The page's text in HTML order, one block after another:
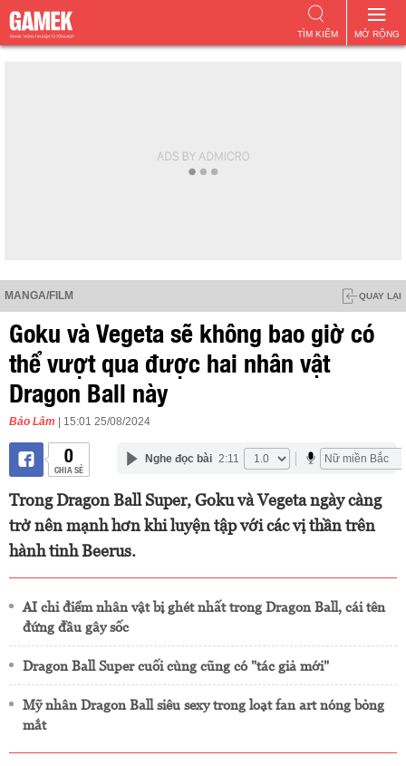
MỞ RỘNG
TÌM KIẾM
MANGA/FILM QUAY LẠI
Goku và Vegeta sẽ không bao giờ có
thể vượt qua được hai nhân vật
Dragon Ball này
Bảo Lâm | 15:01 25/08/2024
0
CHIA SẺ
Nghe đọc bài 2:11
Trong Dragon Ball Super, Goku và Vegeta ngày càng
trở nên mạnh hơn khi luyện tập với các vị thần trên
hành tinh Beerus.
AI chỉ điểm nhân vật bị ghét nhất trong Dragon Ball, cái tên
đứng đầu gây sốc
Dragon Ball Super cuối cùng cũng có "tác giả mới"
Mỹ nhân Dragon Ball siêu sexy trong loạt fan art nóng bỏng
mắt